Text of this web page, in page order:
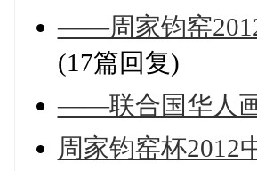
——周家钧窑
(17篇回复)
——联合国华人
周家钧窑杯2012